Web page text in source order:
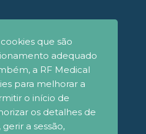
que são
adequado
a RF Medical
para melhorar a
o início de
os detalhes de
a sessão,